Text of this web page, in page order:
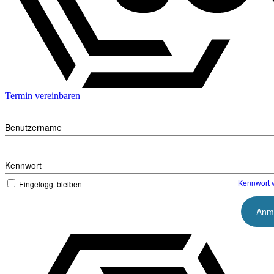
Termin vereinbaren
Benutzername
Kennwort
Eingeloggt bleiben Kennwort